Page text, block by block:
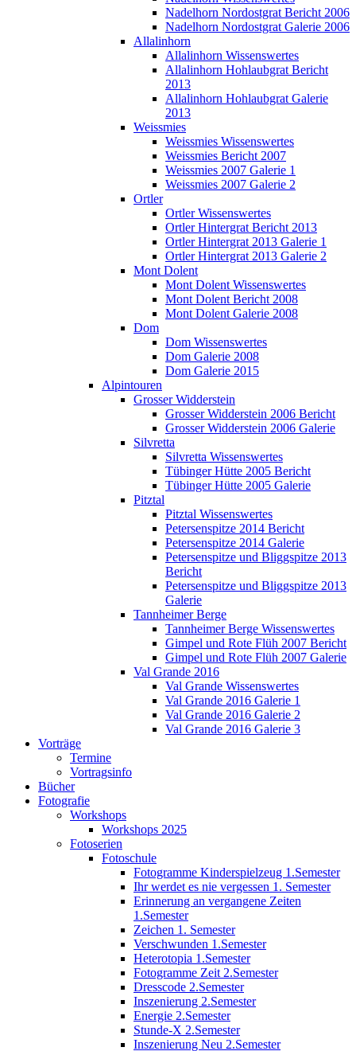
Nadelhorn Nordostgrat Bericht 2006
Nadelhorn Nordostgrat Galerie 2006
Allalinhorn
Allalinhorn Wissenswertes
Allalinhorn Hohlaubgrat Bericht
2013
Allalinhorn Hohlaubgrat Galerie
2013
Weissmies
Weissmies Wissenswertes
Weissmies Bericht 2007
Weissmies 2007 Galerie 1
Weissmies 2007 Galerie 2
Ortler
Ortler Wissenswertes
Ortler Hintergrat Bericht 2013
Ortler Hintergrat 2013 Galerie 1
Ortler Hintergrat 2013 Galerie 2
Mont Dolent
Mont Dolent Wissenswertes
Mont Dolent Bericht 2008
Mont Dolent Galerie 2008
Dom
Dom Wissenswertes
Dom Galerie 2008
Dom Galerie 2015
Alpintouren
Grosser Widderstein
Grosser Widderstein 2006 Bericht
Grosser Widderstein 2006 Galerie
Silvretta
Silvretta Wissenswertes
Tübinger Hütte 2005 Bericht
Tübinger Hütte 2005 Galerie
Pitztal
Pitztal Wissenswertes
Petersenspitze 2014 Bericht
Petersenspitze 2014 Galerie
Petersenspitze und Bliggspitze 2013
Bericht
Petersenspitze und Bliggspitze 2013
Galerie
Tannheimer Berge
Tannheimer Berge Wissenswertes
Gimpel und Rote Flüh 2007 Bericht
Gimpel und Rote Flüh 2007 Galerie
Val Grande 2016
Val Grande Wissenswertes
Val Grande 2016 Galerie 1
Val Grande 2016 Galerie 2
Val Grande 2016 Galerie 3
Vorträge
Termine
Vortragsinfo
Bücher
Fotografie
Workshops
Workshops 2025
Fotoserien
Fotoschule
Fotogramme Kinderspielzeug 1.Semester
Ihr werdet es nie vergessen 1. Semester
Erinnerung an vergangene Zeiten
1.Semester
Zeichen 1. Semester
Verschwunden 1.Semester
Heterotopia 1.Semester
Fotogramme Zeit 2.Semester
Dresscode 2.Semester
Inszenierung 2.Semester
Energie 2.Semester
Stunde-X 2.Semester
Inszenierung Neu 2.Semester